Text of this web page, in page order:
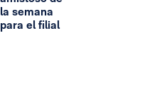
la semana
para el filial